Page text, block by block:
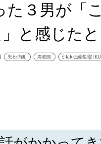
た３男が「
と感じたと
黒松内町 寿都町 Sitakke編集部 IKU